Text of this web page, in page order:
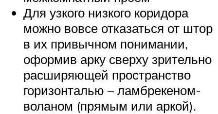
Для узкого низкого коридора
можно вовсе отказаться от штор
в их привычном понимании,
оформив арку сверху зрительно
расширяющей пространство
горизонталью – ламбрекеном-
воланом (прямым или аркой).